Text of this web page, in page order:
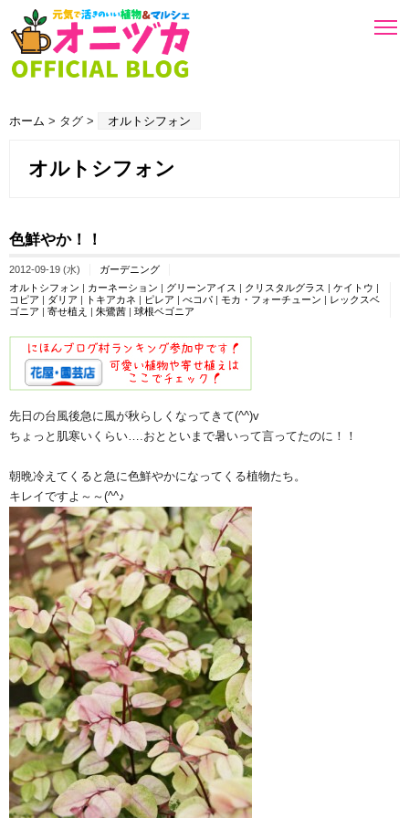
ホーム > タグ > オルトシフォン
オルトシフォン
色鮮やか！！
2012-09-19 (水)
ガーデニング
オルトシフォン | カーネーション | グリーンアイス | クリスタルグラス | ケイトウ |
コピア | ダリア | トキアカネ | ピレア | べコパ | モカ・フォーチューン | レックスベ
ゴニア | 寄せ植え | 朱鷺茜 | 球根ベゴニア
先日の台風後急に風が秋らしくなってきて(^^)v
ちょっと肌寒いくらい….おとといまで暑いって言ってたのに！！
朝晩冷えてくると急に色鮮やかになってくる植物たち。
キレイですよ～～(^^♪